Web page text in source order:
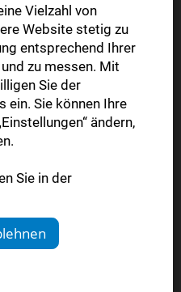
nachrichten.de
als E-Paper (Mo.-So.)
Vielzahl von
Website stetig zu
entsprechend Ihrer
zu messen. Mit
Sie der
ein. Sie können Ihre
ändern,
Sie in der